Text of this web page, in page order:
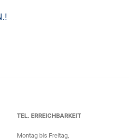
TEL. ERREICHBARKEIT
Montag bis Freitag,